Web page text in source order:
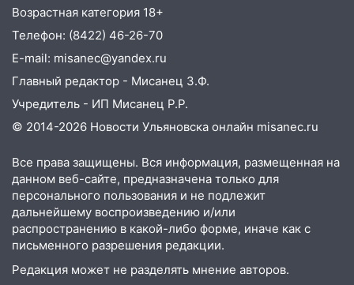
13:17 Непогода в Ульяновске не
закончится сегодня: сильные ливни
сохранятся 9 августа
13:15 Трижды «брал в долг» без спроса:
житель Вешкаймского района похитил у
знакомого 191 тысячу рублей
проспекте Филатова в Ульяновске
13:12 Дерево пробило крышу дома на
Новгородской в Ульяновске и рухнуло
на электрощит
13:10 В Заволжском районе дерево
упало во дворе
Возрастная категория 18+
Телефон: (8422) 46-26-70
E-mail: misanec@yandex.ru
Главный редактор - Мисанец З.Ф.
Учредитель - ИП Мисанец Р.Р.
© 2014-2026 Новости Ульяновска онлайн misanec.ru
Все права защищены. Вся информация, размещенная на
данном веб-сайте, предназначена только для
персонального пользования и не подлежит
дальнейшему воспроизведению и/или
распространению в какой-либо форме, иначе как с
письменного разрешения редакции.
Редакция может не разделять мнение авторов.